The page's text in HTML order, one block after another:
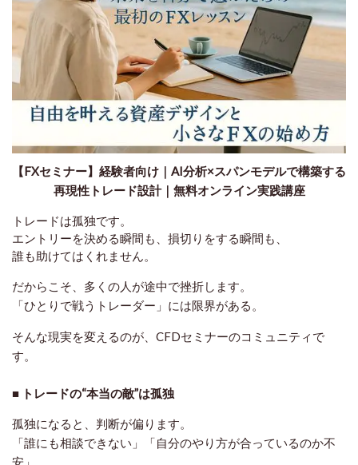
【FXセミナー】経験者向け｜AI分析×スパンモデルで構築する
再現性トレード設計｜無料オンライン実践講座
トレードは孤独です。
エントリーを決める瞬間も、損切りをする瞬間も、
誰も助けてはくれません。
だからこそ、多くの人が途中で挫折します。
「ひとりで戦うトレーダー」には限界がある。
そんな現実を変えるのが、 CFDセミナーのコミュニティ で
す。
■ トレードの“本当の敵”は孤独
孤独になると、判断が偏ります。
「誰にも相談できない」「自分のやり方が合っているのか不
安」